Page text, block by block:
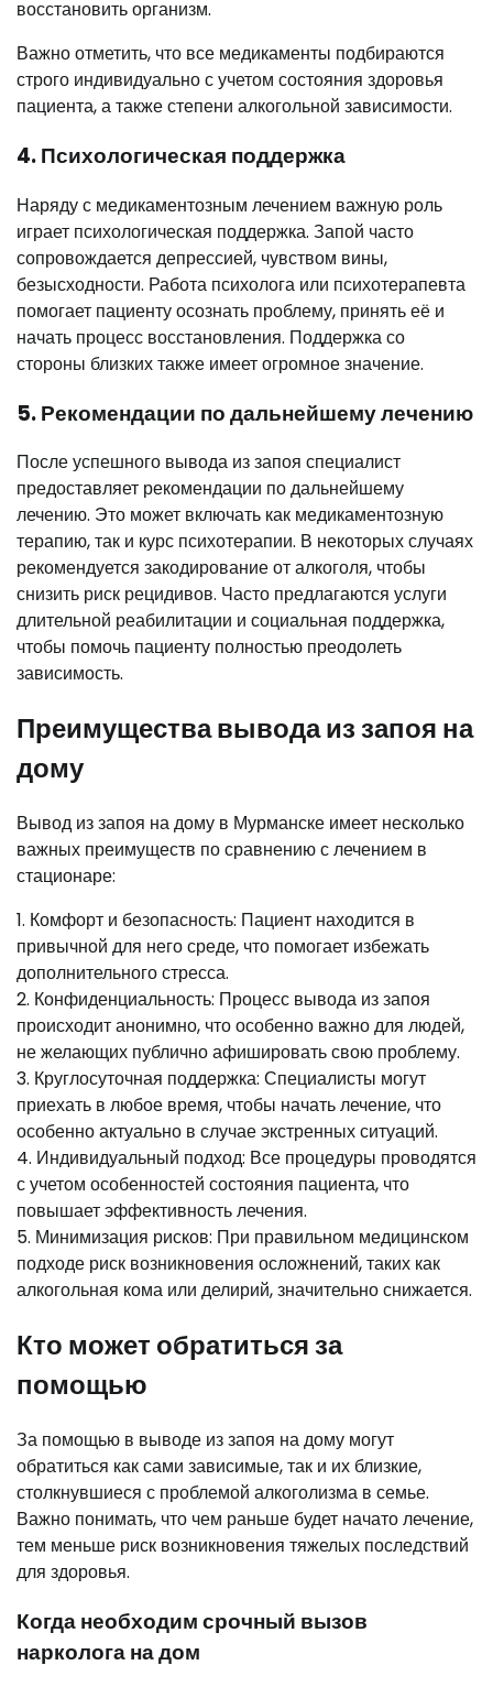
восстановить организм.
Важно отметить, что все медикаменты подбираются
строго индивидуально с учетом состояния здоровья
пациента, а также степени алкогольной зависимости.
4. Психологическая поддержка
Наряду с медикаментозным лечением важную роль
играет психологическая поддержка. Запой часто
сопровождается депрессией, чувством вины,
безысходности. Работа психолога или психотерапевта
помогает пациенту осознать проблему, принять её и
начать процесс восстановления. Поддержка со
стороны близких также имеет огромное значение.
5. Рекомендации по дальнейшему лечению
После успешного вывода из запоя специалист
предоставляет рекомендации по дальнейшему
лечению. Это может включать как медикаментозную
терапию, так и курс психотерапии. В некоторых случаях
рекомендуется закодирование от алкоголя, чтобы
снизить риск рецидивов. Часто предлагаются услуги
длительной реабилитации и социальная поддержка,
чтобы помочь пациенту полностью преодолеть
зависимость.
Преимущества вывода из запоя на
дому
Вывод из запоя на дому в Мурманске имеет несколько
важных преимуществ по сравнению с лечением в
стационаре:
1. Комфорт и безопасность: Пациент находится в
привычной для него среде, что помогает избежать
дополнительного стресса.
2. Конфиденциальность: Процесс вывода из запоя
происходит анонимно, что особенно важно для людей,
не желающих публично афишировать свою проблему.
3. Круглосуточная поддержка: Специалисты могут
приехать в любое время, чтобы начать лечение, что
особенно актуально в случае экстренных ситуаций.
4. Индивидуальный подход: Все процедуры проводятся
с учетом особенностей состояния пациента, что
повышает эффективность лечения.
5. Минимизация рисков: При правильном медицинском
подходе риск возникновения осложнений, таких как
алкогольная кома или делирий, значительно снижается.
Кто может обратиться за
помощью
За помощью в выводе из запоя на дому могут
обратиться как сами зависимые, так и их близкие,
столкнувшиеся с проблемой алкоголизма в семье.
Важно понимать, что чем раньше будет начато лечение,
тем меньше риск возникновения тяжелых последствий
для здоровья.
Когда необходим срочный вызов
нарколога на дом